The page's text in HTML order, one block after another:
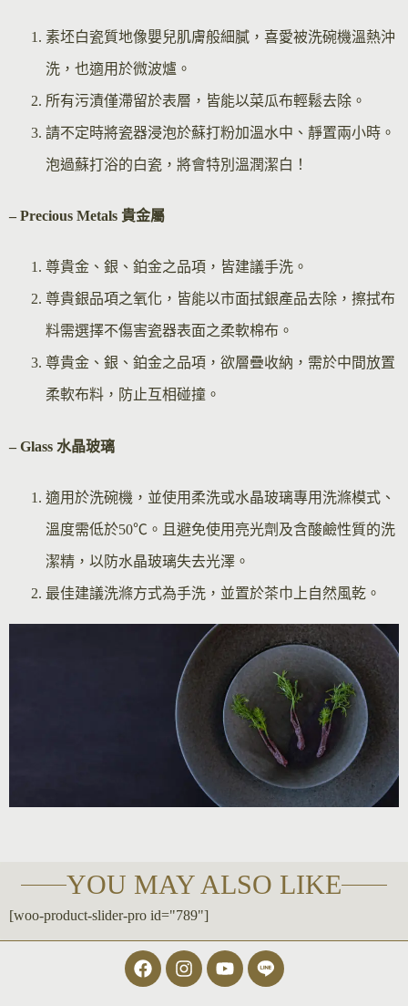
素坯白瓷質地像嬰兒肌膚般細膩，喜愛被洗碗機溫熱沖
洗，也適用於微波爐。
所有污漬僅滯留於表層，皆能以菜瓜布輕鬆去除。
請不定時將瓷器浸泡於蘇打粉加溫水中、靜置兩小時。
泡過蘇打浴的白瓷，將會特別溫潤潔白！
– Precious Metals 貴金屬
尊貴金、銀、鉑金之品項，皆建議手洗。
尊貴銀品項之氧化，皆能以市面拭銀產品去除，擦拭布
料需選擇不傷害瓷器表面之柔軟棉布。
尊貴金、銀、鉑金之品項，欲層疊收納，需於中間放置
柔軟布料，防止互相碰撞。
– Glass 水晶玻璃
適用於洗碗機，並使用柔洗或水晶玻璃專用洗滌模式、
溫度需低於50℃。且避免使用亮光劑及含酸鹼性質的洗
潔精，以防水晶玻璃失去光澤。
最佳建議洗滌方式為手洗，並置於茶巾上自然風乾。
YOU MAY ALSO LIKE
[woo-product-slider-pro id="789"]